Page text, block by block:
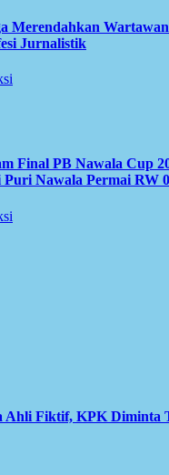
Merendahkan
Jurnalistik
Final PB Nawala Cup
Nawala Permai RW
Ahli Fiktif, KPK Diminta